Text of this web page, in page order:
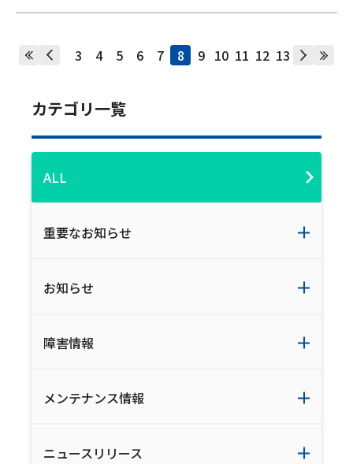
カテゴリ一覧
ALL
重要なお知らせ
お知らせ
障害情報
メンテナンス情報
ニュースリリース
3 4 5 6 7 8 9 10 11 12 13